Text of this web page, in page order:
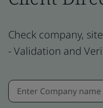
Check company,
- Validation and